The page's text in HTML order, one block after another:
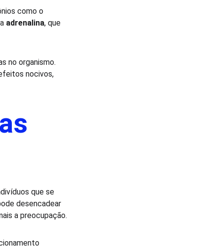
como o
adrenalina, que
no organismo.
nocivos,
que se
desencadear
a preocupação.